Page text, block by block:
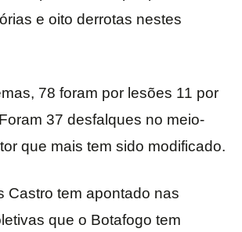
e oito derrotas nestes
78 foram por lesões 11 por
37 desfalques no meio-
que mais tem sido modificado.
Castro tem apontado nas
que o Botafogo tem